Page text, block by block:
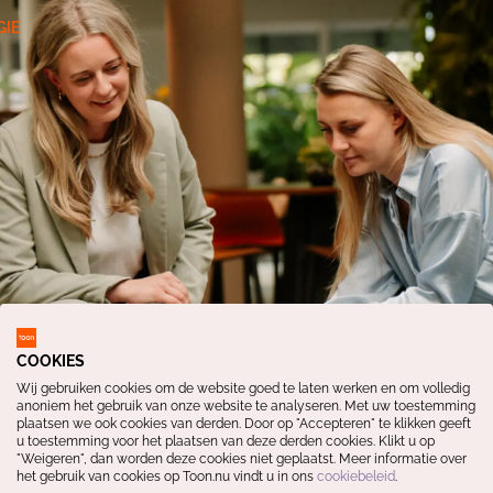
COOKIES
Wij gebruiken cookies om de website goed te laten werken en om volledig
anoniem het gebruik van onze website te analyseren. Met uw toestemming
plaatsen we ook cookies van derden. Door op "Accepteren" te klikken geeft
u toestemming voor het plaatsen van deze derden cookies. Klikt u op
"Weigeren", dan worden deze cookies niet geplaatst. Meer informatie over
het gebruik van cookies op Toon.nu vindt u in ons cookiebeleid.